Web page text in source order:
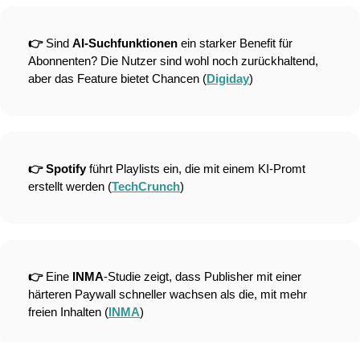
👉 Sind AI-Suchfunktionen ein starker Benefit für
Abonnenten? Die Nutzer sind wohl noch zurückhaltend,
aber das Feature bietet Chancen (Digiday)
👉 Spotify führt Playlists ein, die mit einem KI-Promt
erstellt werden (TechCrunch)
👉 Eine INMA-Studie zeigt, dass Publisher mit einer
härteren Paywall schneller wachsen als die, mit mehr
freien Inhalten (INMA)